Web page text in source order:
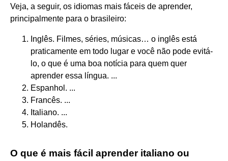
Veja, a seguir, os idiomas mais fáceis de aprender,
principalmente para o brasileiro:
Inglês. Filmes, séries, músicas… o inglês está
praticamente em todo lugar e você não pode evitá-
lo, o que é uma boa notícia para quem quer
aprender essa língua. ...
Espanhol. ...
Francês. ...
Italiano. ...
Holandês.
O que é mais fácil aprender italiano ou